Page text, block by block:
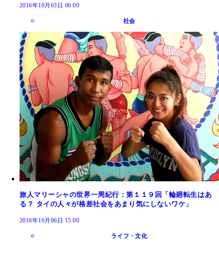
2016年10月03日 06:00
社会
旅人マリーシャの世界一周紀行：第１１９回「輪廻転生はあ
る？ タイの人々が格差社会をあまり気にしないワケ」
2016年10月06日 15:00
ライフ・文化